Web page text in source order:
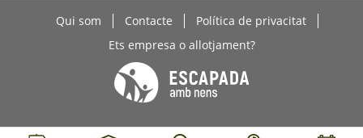
Qui som Contacte
Política de privacitat
Ets empresa o allotjament?